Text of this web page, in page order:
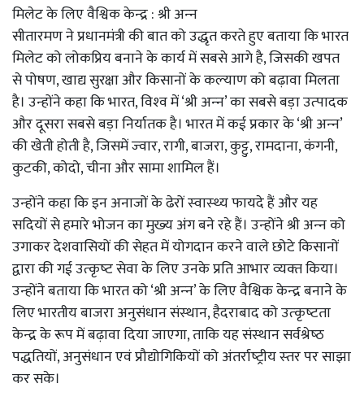
मिलेट के लिए वैश्विक केन्‍द्र : श्री अन्‍न
सीतारमण ने प्रधानमंत्री की बात को उद्धृत करते हुए बताया कि भारत
मिलेट को लोकप्रिय बनाने के कार्य में सबसे आगे है, जिसकी खपत
से पोषण, खाद्य सुरक्षा और किसानों के कल्‍याण को बढ़ावा मिलता
है। उन्‍होंने कहा कि भारत, विश्‍व में ‘श्री अन्‍न’ का सबसे बड़ा उत्‍पादक
और दूसरा सबसे बड़ा निर्यातक है। भारत में कई प्रकार के ‘श्री अन्‍न’
की खेती होती है, जिसमें ज्‍वार, रागी, बाजरा, कुट्टु, रामदाना, कंगनी,
कुटकी, कोदो, चीना और सामा शामिल हैं।
उन्‍होंने कहा कि इन अनाजों के ढेरों स्‍वास्‍थ्‍य फायदे हैं और यह
सदियों से हमारे भोजन का मुख्‍य अंग बने रहे हैं। उन्‍होंने श्री अन्‍न को
उगाकर देशवासियों की सेहत में योगदान करने वाले छोटे किसानों
द्वारा की गई उत्‍कृष्‍ट सेवा के लिए उनके प्रति आभार व्‍यक्‍त किया।
उन्‍होंने बताया कि भारत को ‘श्री अन्‍न’ के लिए वैश्विक केन्‍द्र बनाने के
लिए भारतीय बाजरा अनुसंधान संस्‍थान, हैदराबाद को उत्‍कृष्‍टता
केन्‍द्र के रूप में बढ़ावा दिया जाएगा, ताकि यह संस्‍थान सर्वश्रेष्‍ठ
पद्धतियों, अनुसंधान एवं प्रौद्योगिकियों को अंतर्राष्‍ट्रीय स्‍तर पर साझा
कर सके।